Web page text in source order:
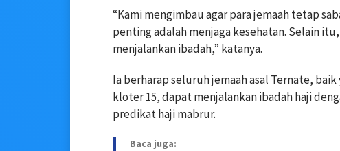
“Kami mengimbau agar para jemaah tetap
penting adalah menjaga kesehatan. Selain
menjalankan ibadah,” katanya.
Ia berharap seluruh jemaah asal Ternate,
kloter 15, dapat menjalankan ibadah haji
predikat haji mabrur.
Baca juga: